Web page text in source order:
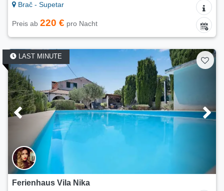
Brač - Supetar
Preis ab 220 € pro Nacht
LAST MINUTE
Ferienhaus Vila Nika